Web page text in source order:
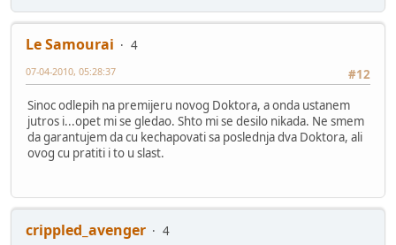
Le Samourai
4
#12
07-04-2010, 05:28:37
Sinoc odlepih na premijeru novog Doktora, a onda ustanem
jutros i...opet mi se gledao. Shto mi se desilo nikada. Ne smem
da garantujem da cu kechapovati sa poslednja dva Doktora, ali
ovog cu pratiti i to u slast.
crippled_avenger
4